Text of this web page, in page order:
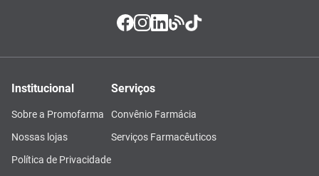
Institucional
Sobre a Promofarma
Nossas lojas
Política de Privacidade
Serviços
Convênio Farmácia
Serviços Farmacêuticos